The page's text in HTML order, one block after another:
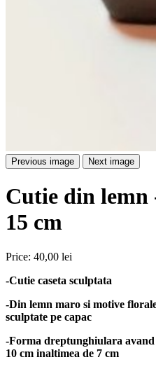
Previous image Next image
Cutie din
15 cm
Price: 40,00 lei
-Cutie caseta sculptata
-Din lemn maro si motive
sculptate pe capac
-Forma dreptunghiulara avand
10 cm inaltimea de 7 cm